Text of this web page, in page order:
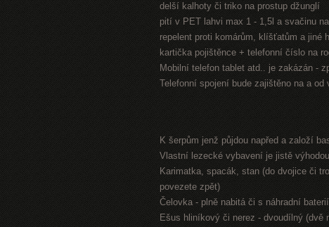
delší kalhoty či triko na prostup džunglí
pití v PET lahvi max 1 - 1,5l a svačinu
repelent proti komárům, klíšťatům a jiné
kartička pojištěnce + telefonní číslo na
Mobilní telefon tablet atd.. je zakázán -
Telefonní spojení bude zajištěno na a od
K šerpům jenž půjdou napřed a založí
Vlastní lezecké vybavení je jistě
Karimatka, spacák, stan (do dvojice či
povezete zpět)
Čelovka - plně nabitá či s náhradní
Ešus hliníkový či nerez - dvoudílný (dvě